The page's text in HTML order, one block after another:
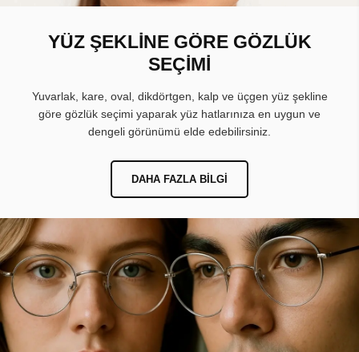
YÜZ ŞEKLİNE GÖRE GÖZLÜK
SEÇİMİ
Yuvarlak, kare, oval, dikdörtgen, kalp ve üçgen yüz şekline
göre gözlük seçimi yaparak yüz hatlarınıza en uygun ve
dengeli görünümü elde edebilirsiniz.
DAHA FAZLA BILGI